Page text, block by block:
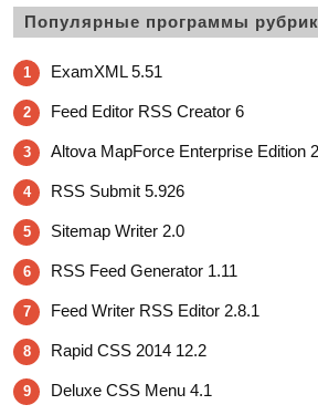
Популярные программы
1 ExamXML 5.51
2 Feed Editor RSS Creator 6
3 Altova MapForce Enterprise Edition
4 RSS Submit 5.926
5 Sitemap Writer 2.0
6 RSS Feed Generator 1.11
7 Feed Writer RSS Editor 2.8.1
8 Rapid CSS 2014 12.2
9 Deluxe CSS Menu 4.1